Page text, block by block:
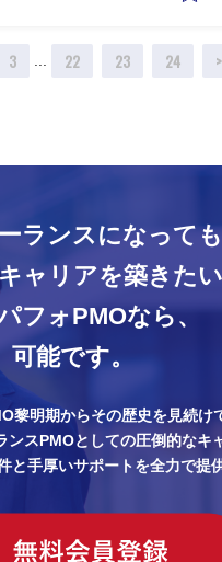
議事録の作成
3 ... 22 23 24 >
ランスになっても
ャリアを築きたい
フォPMOなら、
可能です。
黎明期からその歴史を見続け
ンスPMOとしての圧倒的なキ
と手厚いサポートを全力で提